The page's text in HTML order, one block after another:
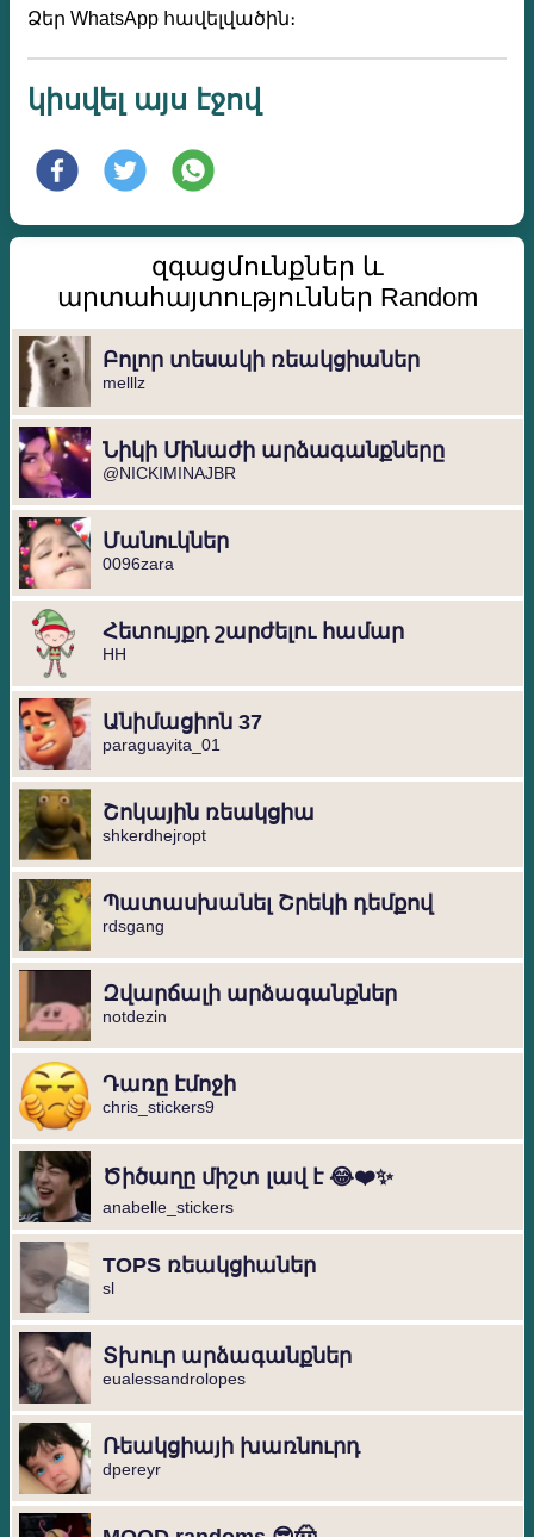
Ձեր WhatsApp հավելվածին։
կիսվել այս էջով
զգացմունքներ և
արտահայտություններ Random
Բոլոր տեսակի ռեակցիաներ
melllz
Նիկի Մինաժի արձագանքները
@NICKIMINAJBR
Մանուկներ
0096zara
Հետույքդ շարժելու համար
HH
Անիմացիոն 37
paraguayita_01
Շոկային ռեակցիա
shkerdhejropt
Պատասխանել Շրեկի դեմքով
rdsgang
Զվարճալի արձագանքներ
notdezin
Դառը էմոջի
chris_stickers9
Ծիծաղը միշտ լավ է 😂❤️✨
anabelle_stickers
TOPS ռեակցիաներ
sl
Տխուր արձագանքներ
eualessandrolopes
Ռեակցիայի խառնուրդ
dpereyr